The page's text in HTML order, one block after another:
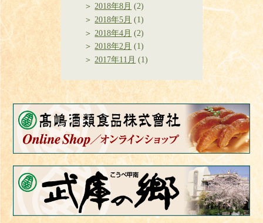
2018年8月 (2)
2018年5月 (1)
2018年4月 (2)
2018年2月 (1)
2017年11月 (1)